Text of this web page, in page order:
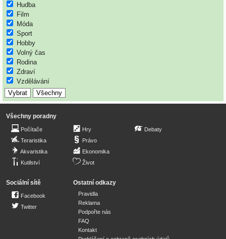
Hudba
Film
Móda
Sport
Hobby
Volný čas
Rodina
Zdraví
Vzdělávání
Všechny poradny
Počítače
Teraristika
Akvaristika
Kutilství
Hry
Právo
Ekonomika
Život
Debaty
Sociální sítě
Facebook
Twitter
Ostatní odkazy
Pravidla
Reklama
Podpořte nás
FAQ
Kontakt